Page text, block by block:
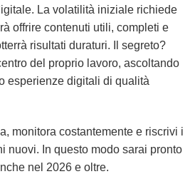
La volatilità iniziale richiede
offrire contenuti utili, completi e
risultati duraturi. Il segreto?
del proprio lavoro, ascoltando
esperienze digitali di qualità
monitora costantemente e riscrivi i
nuovi. In questo modo sarai pronto
nel 2026 e oltre.